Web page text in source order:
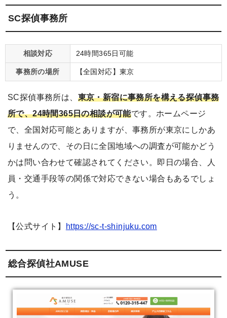
SC探偵事務所
相談対応 24時間365日可能
事務所の場所 【全国対応】東京
SC探偵事務所は、 東京・新宿に事務所を構える探偵事務
所で、24時間365日の相談が可能です。ホームページ
で、全国対応可能とありますが、事務所が東京にしかあ
りませんので、その日に全国地域への調査が可能かどう
かは問い合わせて確認されてください。即日の場合、人
員・交通手段等の関係で対応できない場合もあるでしょ
う。
【公式サイト】 https://sc-t-shinjuku.com
総合探偵社AMUSE